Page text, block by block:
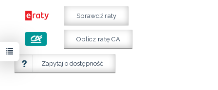
Sprawdź raty
Oblicz ratę CA
Zapytaj o dostępność